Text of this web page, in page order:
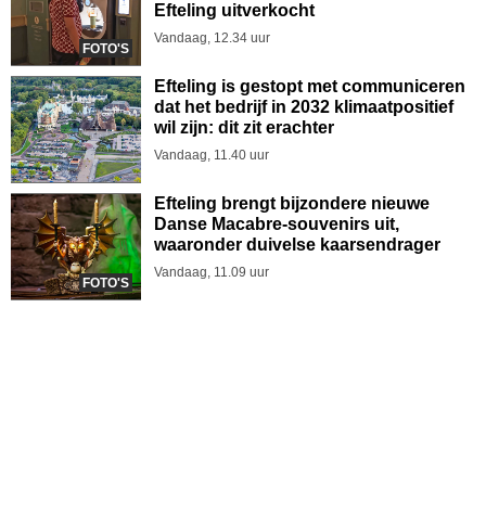
FOTO'S
Efteling uitverkocht
Vandaag, 12.34 uur
Efteling is gestopt met communiceren
dat het bedrijf in 2032 klimaatpositief
wil zijn: dit zit erachter
Vandaag, 11.40 uur
FOTO'S
Efteling brengt bijzondere nieuwe
Danse Macabre-souvenirs uit,
waaronder duivelse kaarsendrager
Vandaag, 11.09 uur